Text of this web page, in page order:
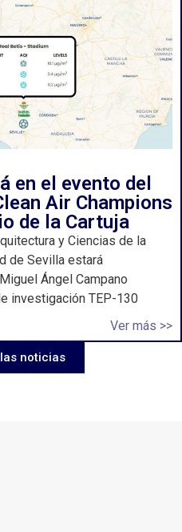
en el evento del
Air Champions
de la Cartuja
y Ciencias de la
de Sevilla estará
Ángel Campano
investigación TEP-130
Ver más >>
noticias